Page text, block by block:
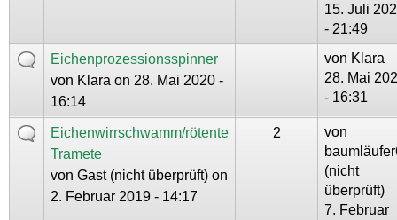
15. Juli
- 21:49
Eichenprozessionsspinner
von Klara on 28. Mai 2020 -
16:14
von Klara
28. Mai
- 16:31
Eichenwirrschwamm/rötente
Tramete
von Gast (nicht überprüft) on
2. Februar 2019 - 14:17
2
von
(nicht
überprüft)
7. Februar